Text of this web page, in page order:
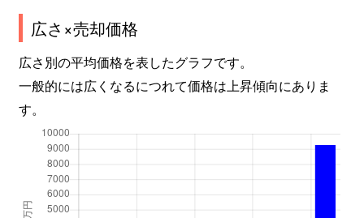
広さ×売却価格
広さ別の平均価格を表したグラフです。
一般的には広くなるにつれて価格は上昇傾向にありま
す。